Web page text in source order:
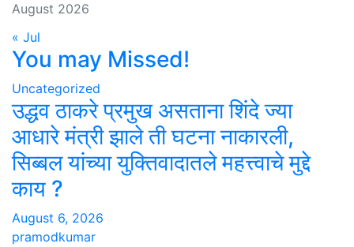
August 2026
« Jul
You may Missed!
Uncategorized
उद्धव ठाकरे प्रमुख असताना शिंदे ज्या
आधारे मंत्री झाले ती घटना नाकारली,
सिब्बल यांच्या युक्तिवादातले महत्त्वाचे मुद्दे
काय ?
August 6, 2026
pramodkumar